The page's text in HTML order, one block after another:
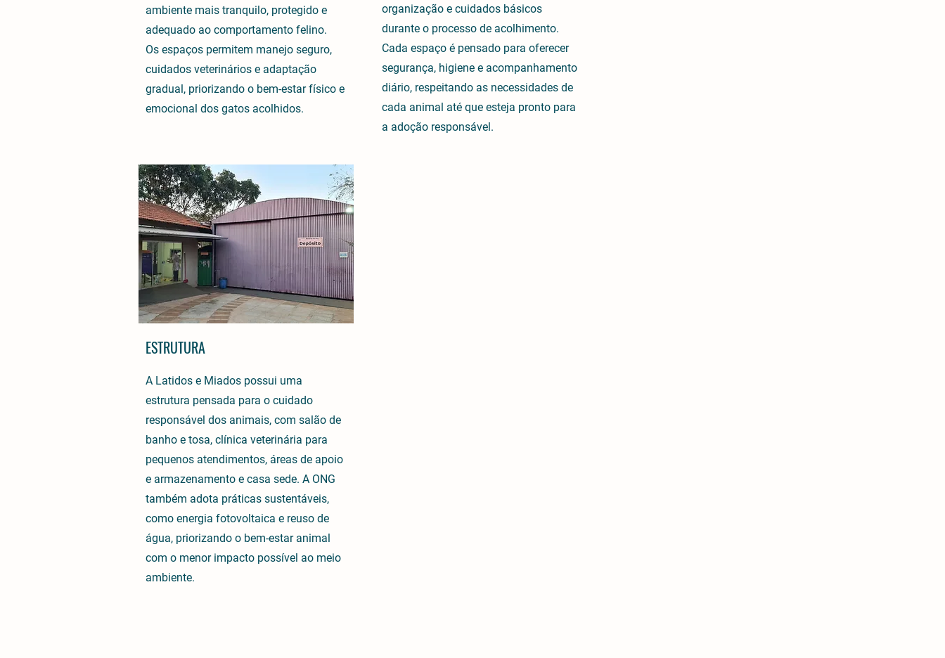
ambiente mais tranquilo, protegido e
adequado ao comportamento felino.
Os espaços permitem manejo seguro,
cuidados veterinários e adaptação
gradual, priorizando o bem-estar físico e
emocional dos gatos acolhidos.
organização e cuidados básicos
durante o processo de acolhimento.
Cada espaço é pensado para oferecer
segurança, higiene e acompanhamento
diário, respeitando as necessidades de
cada animal até que esteja pronto para
a adoção responsável.
ESTRUTURA
A Latidos e Miados possui uma
estrutura pensada para o cuidado
responsável dos animais, com salão de
banho e tosa, clínica veterinária para
pequenos atendimentos, áreas de apoio
e armazenamento e casa sede. A ONG
também adota práticas sustentáveis,
como energia fotovoltaica e reuso de
água, priorizando o bem-estar animal
com o menor impacto possível ao meio
ambiente.